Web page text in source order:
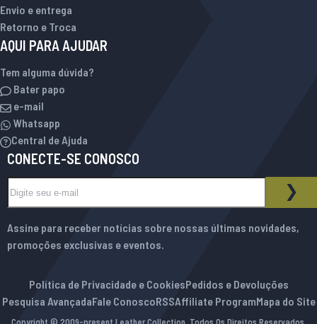
Envio e entrega
Retorno e Troca
AQUI PARA AJUDAR
Tem alguma dúvida?
Bater papo
e-mail
Whatsapp
Central de Ajuda
CONECTE-SE CONOSCO
BOLETIM INFORMATIVO
Assine para receber notícias sobre nossas últimas novidades,
promoções exclusivas e eventos.
Política de Privacidade e CookiesPedidos e Devoluções
Pesquisa AvançadaFale ConoscoRSSAffiliate ProgramMapa do Site